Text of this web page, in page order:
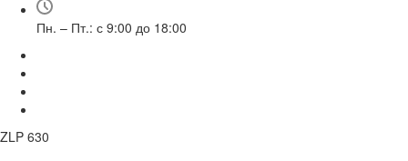
Пн. – Пт.: с 9:00 до 18:00
ZLP 630